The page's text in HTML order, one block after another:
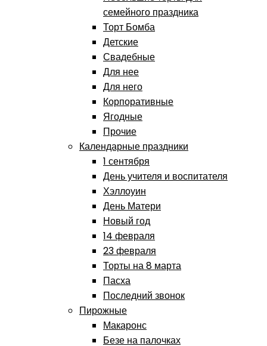
семейного праздника
Торт Бомба
Детские
Свадебные
Для нее
Для него
Корпоративные
Ягодные
Прочие
Календарные праздники
1 сентября
День учителя и воспитателя
Хэллоуин
День Матери
Новый год
14 февраля
23 февраля
Торты на 8 марта
Пасха
Последний звонок
Пирожные
Макаронс
Безе на палочках